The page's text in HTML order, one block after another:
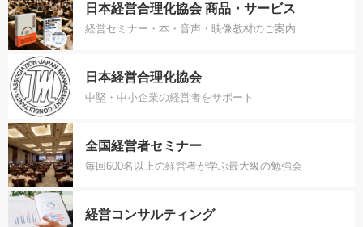
日本経営合理化協会 商品・サービス
経営セミナー・本・音声・映像教材のご案内
日本経営合理化協会
中堅・中小企業の経営者をサポート
全国経営者セミナー
毎回600名以上の経営者が学ぶ最大級の勉強会
経営コンサルティング